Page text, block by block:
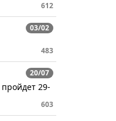
612
03/02
483
20/07
29-
603